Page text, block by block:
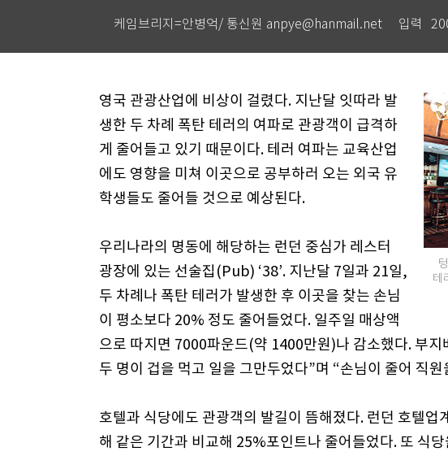
케임브리지=안병억/ 통신원 anpye@hanmail.net 입력
테
영국 관광산업에 비상이 걸렸다. 지난달 잇따라 발
생한 두 차례 폭탄 테러의 여파로 관광객이 급격하
게 줄어들고 있기 때문이다. 테러 여파는 교육산업
에도 영향을 미쳐 이곳으로 공부하러 오는 외국 유
학생들도 줄어들 것으로 예상된다.
우리나라의 명동에 해당하는 런던 중심가 레스터
광장에 있는 선술집(Pub) ‘38’. 지난달 7일과 21일,
두 차례나 폭탄 테러가 발생한 후 이곳을 찾는 손님
이 평소보다 20% 정도 줄어들었다. 일주일 매상액
으로 따지면 7000파운드(약 1400만원)나 감소했다. 부지
두 명이 겁을 먹고 일을 그만두었다”며 “손님이 줄어 직
호텔과 식당에도 관광객의 발길이 뜸해졌다. 런던 호텔
해 같은 기간과 비교해 25%포인트나 줄어들었다. 또 식